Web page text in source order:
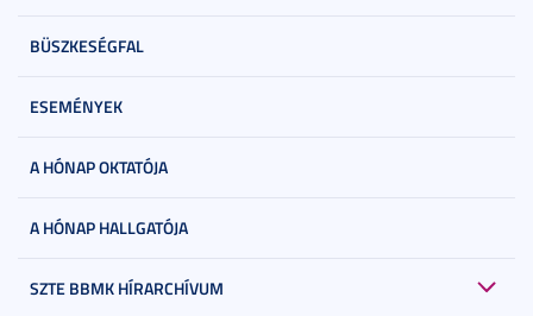
BÜSZKESÉGFAL
ESEMÉNYEK
A HÓNAP OKTATÓJA
A HÓNAP HALLGATÓJA
SZTE BBMK HÍRARCHÍVUM